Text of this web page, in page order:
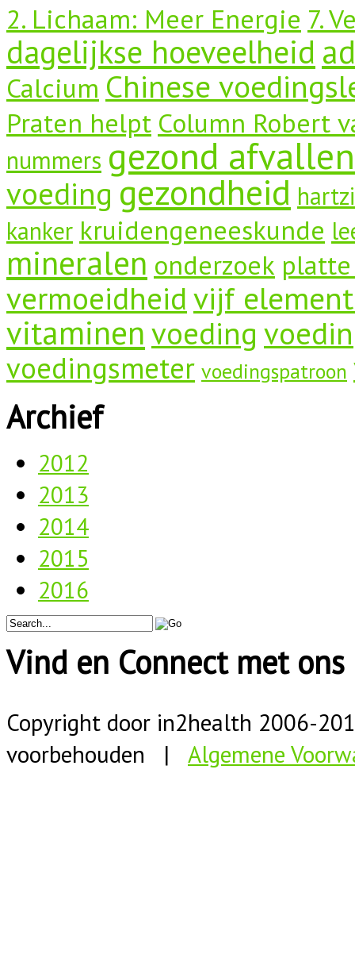
2. Lichaam: Meer Energie 7.
dagelijkse hoeveelheid
Calcium Chinese
Praten helpt Column Robert
nummers gezond afvallen
voeding gezondheid
kanker kruidengeneeskunde
mineralen onderzoek
vermoeidheidvijf
vitaminenvoeding
voedingsmeter voedingspatroon
Archief
2012
2013
2014
2015
2016
Vind en Connect met ons
Copyright door in2health 2006-
voorbehouden | Algemene